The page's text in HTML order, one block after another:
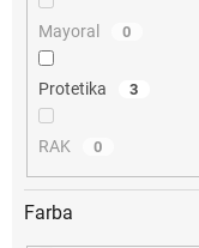
Mayoral 0
Protetika 3
RAK 0
Farba